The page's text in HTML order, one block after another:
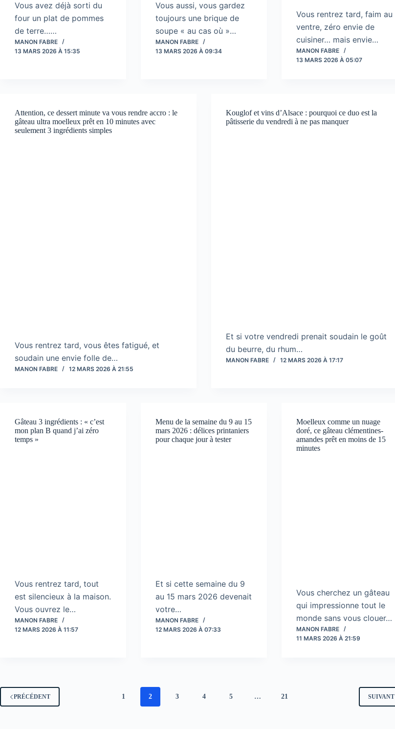
Vous avez déjà sorti du
four un plat de pommes
de terre……
MANON FABRE
13 MARS 2026 À 15:35
Vous aussi, vous gardez
toujours une brique de
soupe « au cas où »…
MANON FABRE
13 MARS 2026 À 09:34
Vous rentrez tard, faim au
ventre, zéro envie de
cuisiner… mais envie…
MANON FABRE
13 MARS 2026 À 05:07
Attention, ce dessert minute va vous rendre accro : le
gâteau ultra moelleux prêt en 10 minutes avec
seulement 3 ingrédients simples
Vous rentrez tard, vous êtes fatigué, et
soudain une envie folle de…
MANON FABRE 12 MARS 2026 À 21:55
Kouglof et vins d’Alsace : pourquoi ce duo est la
pâtisserie du vendredi à ne pas manquer
Et si votre vendredi prenait soudain le goût
du beurre, du rhum…
MANON FABRE 12 MARS 2026 À 17:17
Gâteau 3 ingrédients : « c’est
mon plan B quand j’ai zéro
temps »
Vous rentrez tard, tout
est silencieux à la maison.
Vous ouvrez le…
MANON FABRE
12 MARS 2026 À 11:57
Menu de la semaine du 9 au 15
mars 2026 : délices printaniers
pour chaque jour à tester
Et si cette semaine du 9
au 15 mars 2026 devenait
votre…
MANON FABRE
12 MARS 2026 À 07:33
Moelleux comme un nuage
doré, ce gâteau clémentines-
amandes prêt en moins de 15
minutes
Vous cherchez un gâteau
qui impressionne tout le
monde sans vous clouer…
MANON FABRE
11 MARS 2026 À 21:59
PRÉCÉDENT 1 2 3 4 5 … 21 SUIVANT